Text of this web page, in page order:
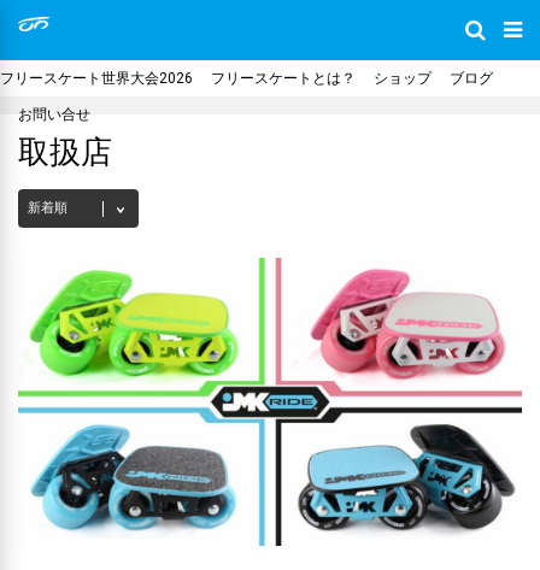
フリースケート世界大会2026 フリースケートとは？ ショップ ブログ
お問い合せ
取扱店